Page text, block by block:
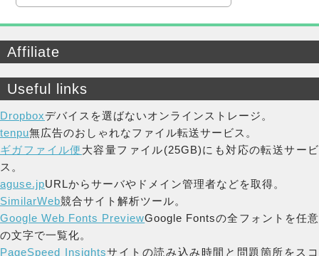
Affiliate
Useful links
Dropboxデバイスを選ばないオンラインストレージ。
tenpu無広告のおしゃれなファイル転送サービス。
ギガファイル便 大容量ファイル(25GB)にも対応の転送サービ
ス。
aguse.jpURLからサーバやドメイン管理者などを取得。
SimilarWeb競合サイト解析ツール。
Google Web Fonts PreviewGoogle Fontsの全フォントを任意
の文字で一覧化。
PageSpeed Insightsサイトの読み込み時間と問題箇所をスコ